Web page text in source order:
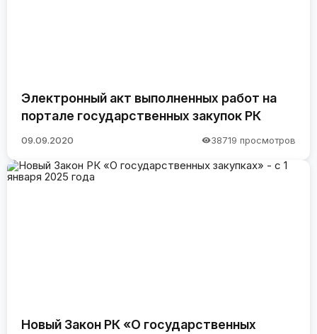
Электронный акт выполненных работ на
портале государственных закупок РК
09.09.2020 38719 просмотров
Новый Закон РК «О государственных